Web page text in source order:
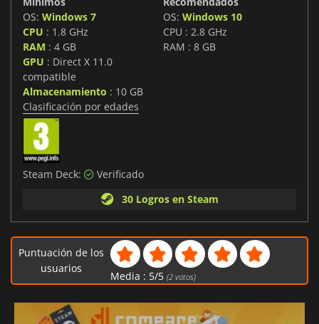
OS: Windows 7
CPU : 1.8 GHz
RAM : 4 GB
GPU : Direct X 11.0
compatible
Almacenamiento : 10 GB
OS: Windows 10
CPU : 2.8 GHz
RAM : 8 GB
Clasificación por edades
Steam Deck:
Verificado
30 Logros en Steam
Puntuación de los
usuarios
Media : 5/5 (2votos)